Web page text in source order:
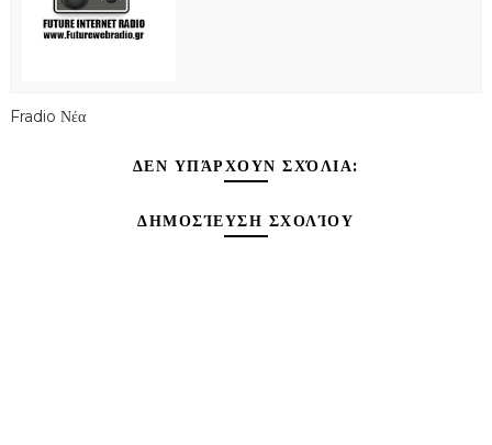
Fradio Νέα
ΔΕΝ ΥΠΆΡΧΟΥΝ ΣΧΌΛΙΑ:
ΔΗΜΟΣΊΕΥΣΗ ΣΧΟΛΊΟΥ